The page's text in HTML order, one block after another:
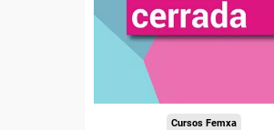
Cursos Femxa